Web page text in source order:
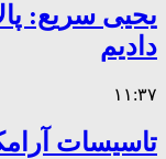
یحیی سریع:
دادیم
۱۱:۳۷
تاسیسات